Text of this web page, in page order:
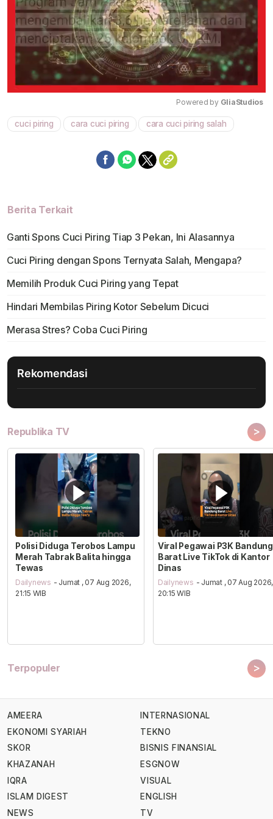
Mute
Powered by GliaStudios
cuci piring cara cuci piring cara cuci piring salah
Berita Terkait
Ganti Spons Cuci Piring Tiap 3 Pekan, Ini Alasannya
Cuci Piring dengan Spons Ternyata Salah, Mengapa?
Memilih Produk Cuci Piring yang Tepat
Hindari Membilas Piring Kotor Sebelum Dicuci
Merasa Stres? Coba Cuci Piring
Rekomendasi
Republika TV >
Polisi Diduga Terobos Lampu
Merah Tabrak Balita hingga
Tewas
Dailynews - Jumat , 07 Aug 2026,
21:15 WIB
Viral Pegawai P3K Bandung
Barat Live TikTok di Kantor
Dinas
Dailynews - Jumat , 07 Aug 2026,
20:15 WIB
Terpopuler >
AMEERA
EKONOMI SYARIAH
SKOR
KHAZANAH
IQRA
ISLAM DIGEST
NEWS
INTERNASIONAL
TEKNO
BISNIS FINANSIAL
ESGNOW
VISUAL
ENGLISH
TV